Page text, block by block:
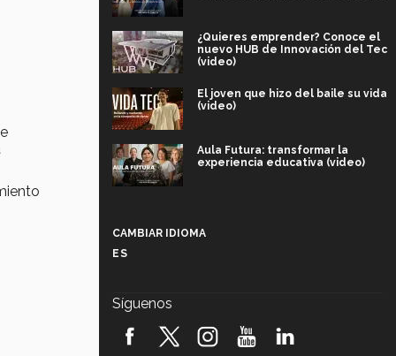
¿Quieres emprender? Conoce el
nuevo HUB de Innovación del Tec
(video)
El joven que hizo del baile su vida
(video)
Aula Futura: transformar la
experiencia educativa (video)
robótica FIRST 2026! (video)
CAMBIAR IDIOMA
ES
Síguenos